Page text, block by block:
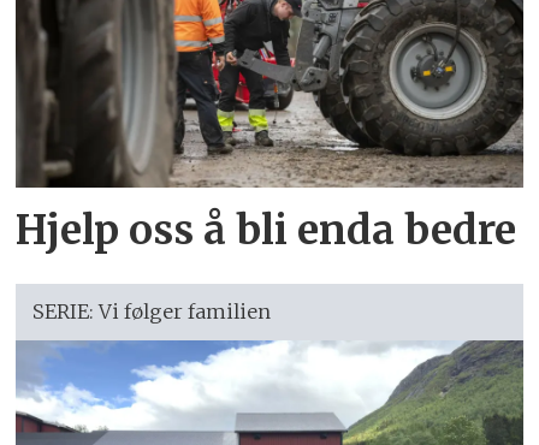
Hjelp oss å bli enda bedre
SERIE: Vi følger familien